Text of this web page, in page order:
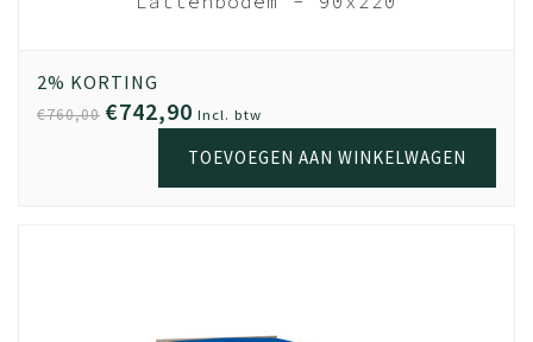
2% KORTING
€760,00 €742,90 Incl. btw
TOEVOEGEN AAN WINKELWAGEN